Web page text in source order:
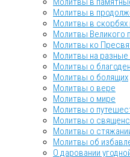
Молитвы в
Молитвы в
Молитвы Великого
Молитвы ко
Молитвы на разные
Молитвы о
Молитвы о болящих
Молитвы о вере
Молитвы о мире
Молитвы о
Молитвы о
Молитвы о
Молитвы об
О даровании